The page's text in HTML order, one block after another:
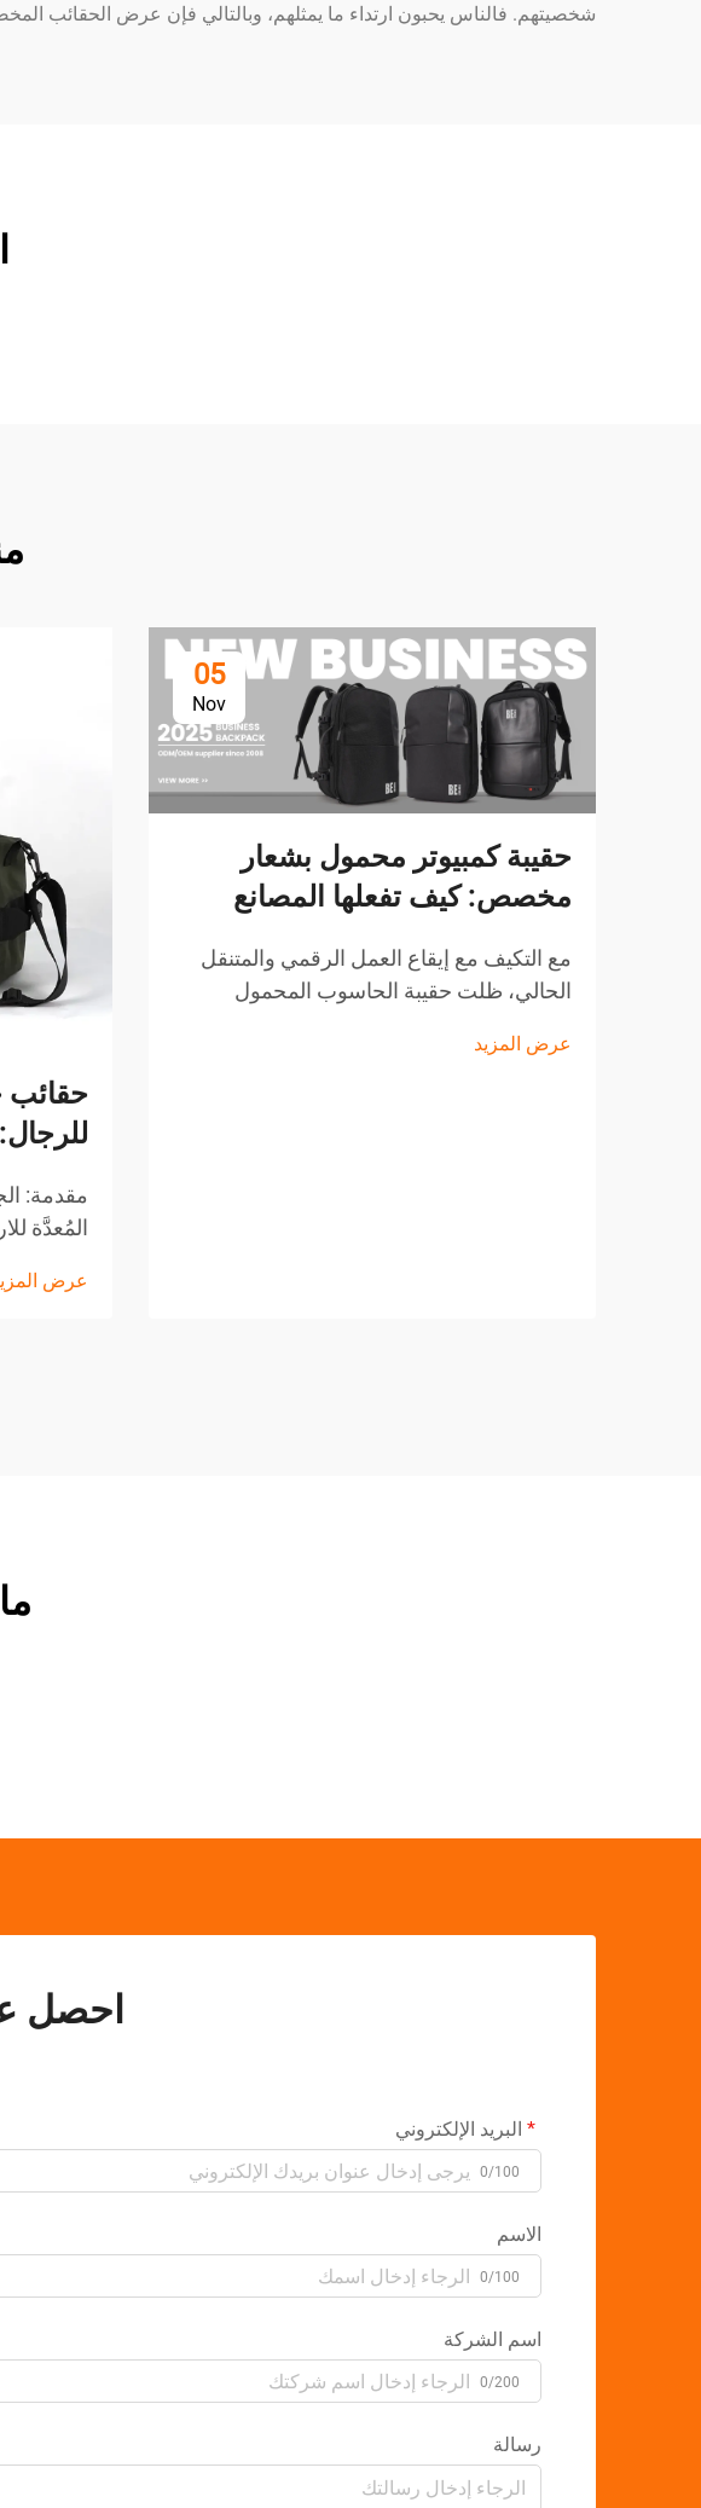
شخصيتهم. فالناس يحبون ارتداء ما يمثلهم، وبالتالي فإن عرض الحقائب
05
Nov
حقيبة كمبيوتر محمول بشعار
مخصص: كيف تفعلها المصانع
مع التكيف مع إيقاع العمل الرقمي والمتنقل
الحالي، ظلت حقيبة الحاسوب المحمول
المحترفين وطلاب الجامعات على حد سواء.
عرض المزيد
حقائب
مقدمة:
المُعدَّة
عرض
احصل
البريد الإلكتروني
0/100
الاسم
0/100
اسم الشركة
0/200
رسالة